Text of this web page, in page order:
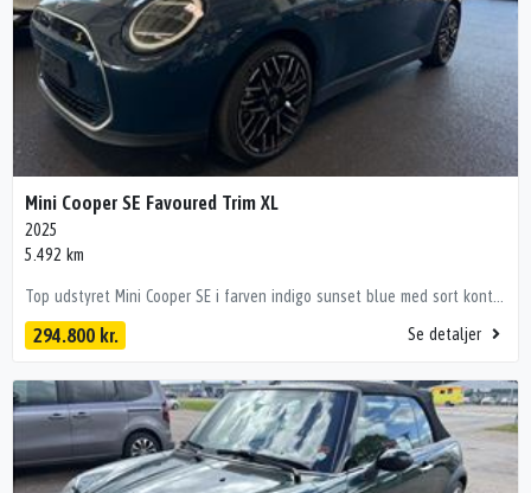
Mini Cooper SE Favoured Trim XL
2025
5.492 km
294.800 kr. Se detaljer